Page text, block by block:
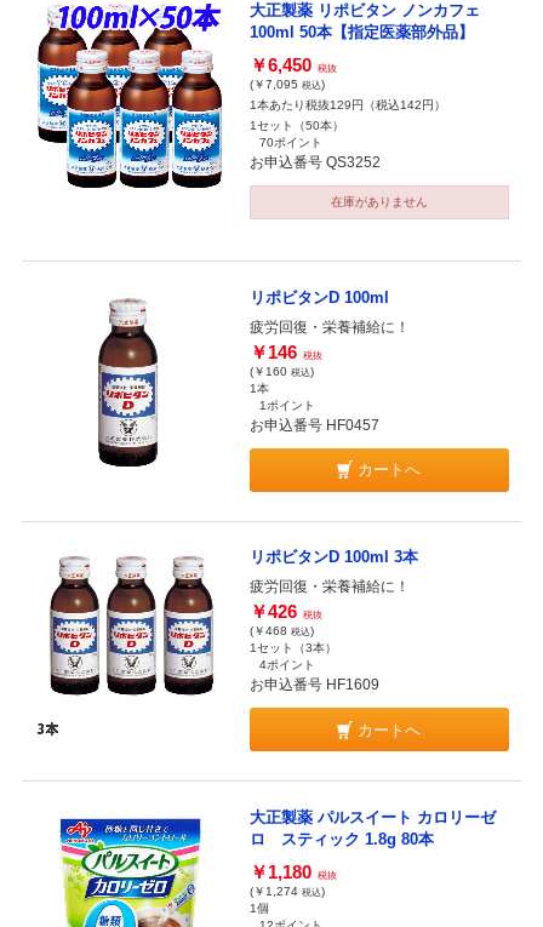
大正製薬 リポビタン ノンカフェ
100ml 50本【指定医薬部外品】
￥6,450 税抜
(￥7,095 税込)
1本あたり税抜129円（税込142円）
1セット（50本）
70ポイント
お申込番号 QS3252
在庫がありません
リポビタンD 100ml
疲労回復・栄養補給に！
￥146 税抜
(￥160 税込)
1本
1ポイント
お申込番号 HF0457
カートへ
リポビタンD 100ml 3本
疲労回復・栄養補給に！
￥426 税抜
(￥468 税込)
1セット（3本）
4ポイント
お申込番号 HF1609
カートへ
大正製薬 パルスイート カロリーゼ
ロ スティック 1.8g 80本
￥1,180 税抜
(￥1,274 税込)
1個